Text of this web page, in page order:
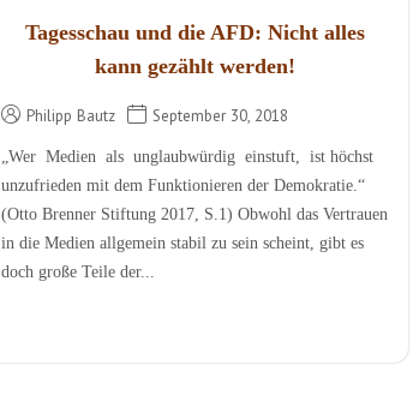
Tagesschau und die AFD: Nicht alles
kann gezählt werden!
Philipp Bautz September 30, 2018
„Wer Medien als unglaubwürdig einstuft, ist höchst
unzufrieden mit dem Funktionieren der Demokratie.“
(Otto Brenner Stiftung 2017, S.1) Obwohl das Vertrauen
in die Medien allgemein stabil zu sein scheint, gibt es
doch große Teile der...